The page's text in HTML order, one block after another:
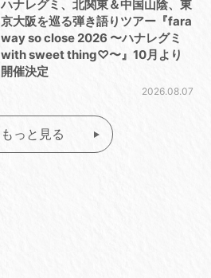
ハナレグミ、北関東＆中国山陰、東
京大阪を巡る弾き語りツアー『fara
way so close 2026 〜ハナレグミ
with sweet thing♡〜』10月より
開催決定
2026.08.07
もっと見る